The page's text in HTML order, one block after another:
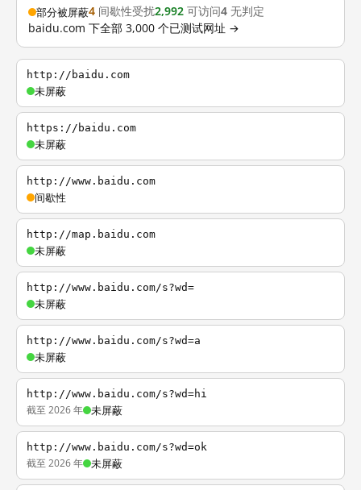
部分被屏蔽4 间歇性受扰2,992 可访问4 无判定
baidu.com 下全部 3,000 个已测试网址 →
http://baidu.com
未屏蔽
https://baidu.com
未屏蔽
http://www.baidu.com
间歇性
http://map.baidu.com
未屏蔽
http://www.baidu.com/s?wd=
未屏蔽
http://www.baidu.com/s?wd=a
未屏蔽
http://www.baidu.com/s?wd=hi
截至 2026 年 未屏蔽
http://www.baidu.com/s?wd=ok
截至 2026 年 未屏蔽